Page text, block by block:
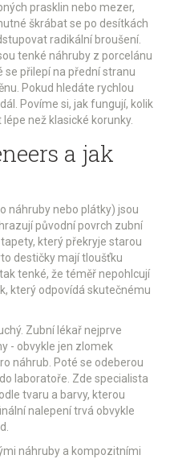
prasklin nebo mezer,
škrábat se po desítkách
radikální broušení.
tenké náhruby z porcelánu
přilepí na přední stranu
. Pokud hledáte rychlou
Povíme si, jak fungují, kolik
než klasické korunky.
a jak
náhruby nebo plátky) jsou
původní povrch zubní
který překryje starou
destičky mají tloušťku
tenké, že téměř nepohlcují
který odpovídá skutečnému
Zubní lékař nejprve
- obvykle jen zlomek
náhrub. Poté se odeberou
laboratoře. Zde specialista
tvaru a barvy, kterou
nalepení trvá obvykle
náhruby a kompozitními